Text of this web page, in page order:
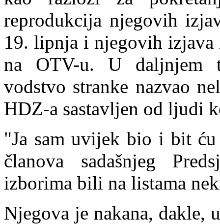
reprodukcija njegovih
19. lipnja i njegovih
na OTV-u. U daljnjem
vodstvo stranke nazvao
HDZ-a sastavljen od ljudi
"Ja sam uvijek bio i bit ću
članova sadašnjeg
izborima bili na listama
Njegova je nakana, dakle,